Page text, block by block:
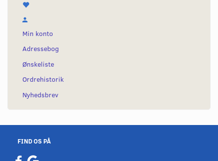
Min konto
Adressebog
Ønskeliste
Ordrehistorik
Nyhedsbrev
FIND OS PÅ